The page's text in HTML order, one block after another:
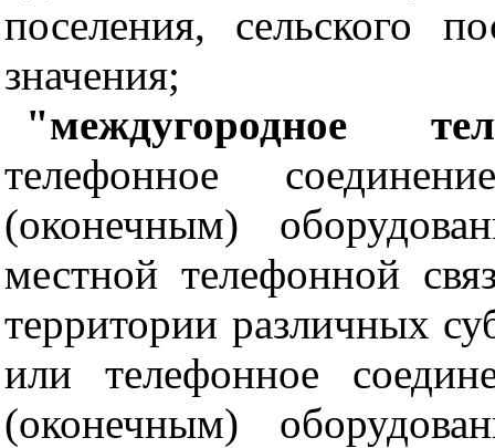
поселения, сельского
значения;
"междугородное
телефонное
(оконечным)
местной телефонной
территории различных
или телефонное
(оконечным)